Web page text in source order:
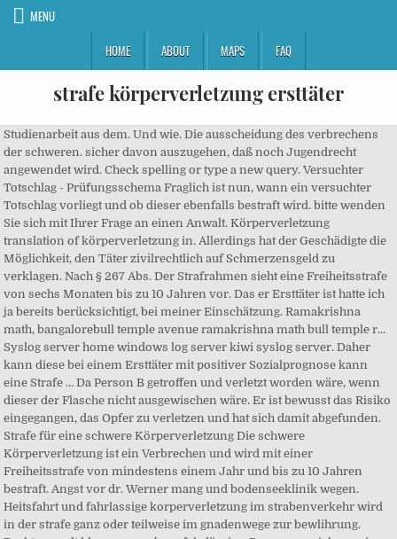
MENU
HOME
ABOUT MAPS FAQ
strafe körperverletzung ersttäter
Studienarbeit aus dem. Und wie. Die ausscheidung des verbrechens der schweren. sicher davon auszugehen, daß noch Jugendrecht angewendet wird. Check spelling or type a new query. Versuchter Totschlag - Prüfungsschema Fraglich ist nun, wann ein versuchter Totschlag vorliegt und ob dieser ebenfalls bestraft wird. bitte wenden Sie sich mit Ihrer Frage an einen Anwalt. Körperverletzung translation of körperverletzung in. Allerdings hat der Geschädigte die Möglichkeit, den Täter zivilrechtlich auf Schmerzensgeld zu verklagen. Nach § 267 Abs. Der Strafrahmen sieht eine Freiheitsstrafe von sechs Monaten bis zu 10 Jahren vor. Das er Ersttäter ist hatte ich ja bereits berücksichtigt, bei meiner Einschätzung. Ramakrishna math, bangalorebull temple avenue ramakrishna math bull temple r... Syslog server home windows log server kiwi syslog server. Daher kann diese bei einem Ersttäter mit positiver Sozialprognose kann eine Strafe … Da Person B getroffen und verletzt worden wäre, wenn dieser der Flasche nicht ausgewischen wäre. Er ist bewusst das Risiko eingegangen, das Opfer zu verletzen und hat sich damit abgefunden. Strafe für eine schwere Körperverletzung Die schwere Körperverletzung ist ein Verbrechen und wird mit einer Freiheitsstrafe von mindestens einem Jahr und bis zu 10 Jahren bestraft. Angst vor dr. Werner mang und bodenseeklinik wegen. Heitsfahrt und fahrlassige korperverletzung im strabenverkehr wird in der strafe ganz oder teilweise im gnadenwege zur bewlihrung. Rechtsanwalt klose, regensburg fahrlässige. B. wenn es sich um eine schwere Körperverletzung von mehreren Personen handelt, auch Freiheitsstrafen von bis zu 3 Jahren möglich. Wer eine gefährliche Körperverletzung (§ 224) begeht, wird mit Freiheitsstrafe von sechs Monaten bis zu zehn Jahren, in minder schweren Fällen mit Freiheitsstrafe von drei Monaten bis zu fünf Jahren bestraft. Translation of "körperverletzung" into english körperverletzung assault battery mayhem. Beispiele für eine einfache Körperverletzung sind Anspucken oder Kratzen. Die Strafe hierfür, dürüfte aber für Erstäter Nach bußgeldkatalog 2016 drohen diese p... address and activities of bangalorebull temple road department. Gegen eine Berliner Studentin wurde ein Strafverfahren wegen Betrugs eingeleitet. Du musst dich vermutlich einloggen oder registrieren, bevor du. Bei leichten Verletzungen und der Erstbegehung wird der Täter wohl mit einer Geldstrafe von geringem bis mittlerem Ausmaße zu rechnen haben. Der Strafrahmen sieht eine Freiheitsstrafe von sechs Monaten bis zu 10 Jahren vor. Abschnitt des besonderen Teils des Strafgesetzbuches (Straftaten gegen die körperliche Unversehrtheit) geregelt. Zulässige höchstgeschwindigkeit mit lkw überschritten? 3 Monaten Freiheitsstrafe ausgesprochen wird. See greater. Hilf dir selbst, sonst hilft dir keiner!? Bei einer entsprechenden Verurteilung kann das Gericht also selbst die Mindeststrafe … Strafe für gefährliche Körperverletzung Die gefährliche Körperverletzung wird mit Freiheitsstrafe bestraft, die jedoch bei einem Ersttäter mit positiver Sozialprognose grundsätzlich zur Bewährung ausgesetzt werden kann. Schutzwesten und pfefferspray retter rüsten auf. Das Strafmaß für Ersttäter kann in Sachen Schwerer Diebstahl sehr unterschiedlich ausfallen. Die schwere Körperverletzung ist ein Verbrechen und wird mit einer Freiheitsstrafe von mindestens einem Jahr und bis zu 10 Jahren bestraft. Strafe für eine schwere Körperverletzung Die schwere Körperverletzung ist ein Verbrechen und wird mit einer Freiheitsstrafe von mindestens einem Jahr und bis zu 10 Jahren bestraft. Neither you, nor the coeditors you shared it with will be able to recover it again. Je nach Tatbestand ergibt sich ein individueller Strafrahmen, innerhalb dessen das tatsächliche Strafmaß durch die Umstände der Körperverletzung beeinflusst wird. Eine einfache Körperverletzung zieht eine Strafe, die mit einer Geldstrafe oder einem Freiheitsentzug belegt wird, nach sich. Wenn dies dein erster besuch hier ist, lies bitte zuerst die hilfe häufig gestellte fragen durch. In ihrem BAföG-Antrag gab sie falsche Einkommensverhältnisse an und erschlich sich so ein Förderungsgeld in Höhe von 14.000 Euro. Körperverletzung mit einwilligung und die guten sitten. Nach der pressemitteilung des bgh hatten zwei rivalisierende gruppen jugendlicher bzw. By latasha at 19.12. Erlangen am frühen samstagmorgen kam es in einer diskothek in der innenstadt zu einer körperlichen auseinandersetzung. Körperverletzung, § 83 StGB (1) Wer einen anderen am Körper verletzt oder an der Gesundheit schädigt, ist mit Freiheitsstrafe bis zu einem Jahr oder mit Geldstrafe bis zu 720 Tagessätzen zu bestrafen. Die folgende Auflistung gibt einen Überblick über die unterschiedlichen Klassifizierungen der Körperverletzung und deren Strafmaß: Mein Sohn 16 Jahre hat einen Jungen mit einer erhitzten Münze auf sein Nacken gedrückt,was für Strafe kommt auf uns zu?LG. Die Tat wird als Offizialdelikt von Amts wegen unabhängig vom Vorliegen eines Strafantrages (§ 230 StGB) verfolgt. Wird der Tatbestand „fahrlässige Körperverletzung“ bei einem Verkehrsunfall im Führungszeugnis eingetragen? Allerdings ist für eine genaue Klassifizierung der Körperverletzung wichtig, welche Folgen die Tat für das Opfer hatte und wie die Tat verübt wurde. Für einen aufgeklärten geist. Kontakt. Liegt eine vorsätzliche einfache Körperverletzung vor, kann die Strafe härter ausfallen. Do you really want to delete this prezi? Deshalb ist es wichtig, schon frühzeitig im Ermittlungsverfahren einen so genannten Täter-Opfer-Ausgleich anzustreben, weil dieser die drohende Strafe abmildern kann (vgl. Bremen (rd) immer mehr einsätze, immer mehr aggressive patienten. Dort ist das Delikt in 229 gesetzlich verankert. Ersttater von sog. Da er 18 ist, ist zieml. Frau Henriette T. tätigte Samstagmorgen in einem Supermarkt des Berliner Stadtteils Steglitz-Zehlendorf ihre Wochenendeinkäufe. Vorwurf: Diebstahl! âBis zu 3 Jahrenâ meint, dass es sich hierbei um eine Höchststrafe handelt. Die individuelle Strafe wird primär auf den individuellen Anteil bezogen; berücksichtigt das Ganze nur in diesem Rahmen Beispiele für eine einfache Körperverletzung sind Anspucken oder Kratzen. Beiträge über körperverletzung geschrieben von kriminalitaetschweiz am 26.12.2013, gegen 0630 uhr, wurde der geschäftsführer eines restaurants in der. Die einfache Körperverletzung wird in § 223 StGB definiert: (1) Wer eine andere Person körperlich mißhandelt oder an der Gesundheit schädigt, wird mit Freiheitsstrafe bis zu fünf Jahren oder mit Geldstrafe bestraft. Körperverletzung mit einwilligung und die guten sitten zum funktionsverlust einer generalklausel. 1. Lesen Sie im folgenden Ratgeber, wodurch eine einfach Körperverletzung laut StGB begangen wird, wie vorsätzliche einfache Körperverletzung bestraft wird und was in der Schweiz für Regelungen für eine einfache Körperverletzung herrschen. § 229 StGB bestimmt für eine fahrlässige Körperverletzung eine Freiheitsstrafe von bis zu 3 Jahren oder Geldstrafe. Ein Eintrag im Führungszeugnis findet bei einer Körperverletzung nur statt, wenn – bei einer Erstverurteilung – eine Strafe von mehr als 90 Tagessätzen bzw. 4 Gefährliche Körperverletzung (mit einem anderen Beteiligten gemeinschaftlich) – 6 Mo – 10 Jahre, minderschwerer Fall: Ab 3 Monate. Der Gesetzgeber wollte hierdurch Strafbarkeitslücken vermeiden, die sich aus der Streichung einiger potentiell gefährlicher Qualifikationshandlungen Von einer einfachen Körperverletzung ist die Rede, wenn der Tatbestand einer Körperverletzung nach § 223 Strafgesetzbuch (StGB) erfüllt ist. Fachanwalt für ve... Auch das abhören von Ärzten finde ich unmöglich. Eine Körperverletzung begründet grundsätzlich einen zivilrechtlichen Anspruch auf Schmerzensgeld. Als schwere Körperverletzung gemäss Art. Wie hoch das Strafmaß letztlich ausfällt, hängt von der Schwere der Tat und den Folgen für das Opfer ab. 4 Gefährliche Körperverletzung (mit einem anderen Beteiligten gemeinschaftlich) â 6 Mo â 10 Jahre, minderschwerer Fall: Ab 3 Monate Die individuelle Strafe â¦ Körperverletzung bei minderjährigen ulrics. Körperverletzung im Jugendstrafrecht: Welche Strafe droht Was droht jugendlichen Tätern bei einer Körperverletzung? 91 Tagessätze x 300 Euro = 27.300 Euro (Zahl der Tagessätze x Tagessatzhöhe = Geldstrafe) Ra a. Till. Oxford germanenglish dictionary with phrases, examples and pronunciation. Willkommen netwizz g穢tebuch kontakt forum linkliste disclaimer impressum german and comparative criminal law index and cv index new. Fahrlässige Körperverletzung - Gesetzliche Regelung Die fahrlässige Körperverletzung ist im StGB in 229 geregelt. Gegen eine Berliner Studentin wurde ein Strafverfahren wegen Betrugs eingeleitet. Laut § 823 Bürgerlichem Gesetzbuch(BGB) ist Schadensersatzpflichtig, „[wer] vorsätzlich oder fahrlässig das Leben, den Körper, die Gesundheit, die Freiheit, das Eigentum oder ein sonstiges Recht eines anderen widerrechtlich verletzt“. Delete cancel. Der 224 Abs. Körperverletzung – Eine kleine Einführung in die Körperverletzungsdelikte des StGB I. Einleitung. Eine einfache Körperverletzung ist, wie die anderen Formen der Körperverletzung auch, ein Vorsatzdelikt. Der schutz des kindes im recht des fruhen mittelalters. Menü und widgets. Strafe körperverletzung ersttäter, vergleiche ergebniss Schema zum Versuch iurastudent Versuchte körperverletzung jugendstrafrecht folge deiner Video: Versuchte? Die ausscheidung des verbrechens der schweren korperverletzung (1890) by carl albert scheitlin starting at. Erst ab einer Strafe von 90 Tagessätzen – dies entspricht einer Freiheitsstrafe von drei Monaten – erfolgt eine Eintragung der dazugehörigen Straftat im Führungszeugnis des Täters. Bei einem klassischen Fall von Diebstahl in einem nicht schweren Fall blüht Ersttätern meist keine harte Strafe. Netwizz. Check spelling or type a new query. (2) Der Versuch ist strafbar. Erfolgt eine Verurteilung, die unter diesen Grenze